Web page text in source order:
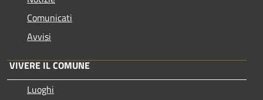
Comunicati
Avvisi
VIVERE IL COMUNE
Luoghi